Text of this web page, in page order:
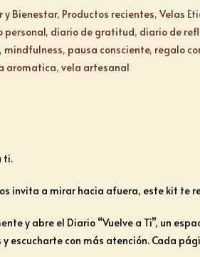
y Bienestar, Productos recientes, Velas
personal, diario de gratitud, diario de
, mindfulness, pausa consciente, regalo
aromatica, vela artesanal
ti.
invita a mirar hacia afuera, este kit te
y abre el Diario “Vuelve a Ti”, un
escucharte con más atención. Cada